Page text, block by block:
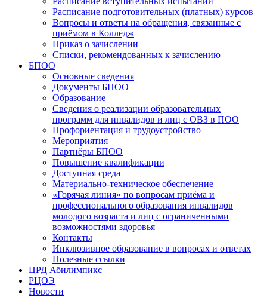
Расписание подготовительных (платных) курсов
Вопросы и ответы на обращения, связанные с
приёмом в Колледж
Приказ о зачислении
Списки, рекомендованных к зачислению
БПОО
Основные сведения
Документы БПОО
Образование
Сведения о реализации образовательных
программ для инвалидов и лиц с ОВЗ в ПОО
Профориентация и трудоустройство
Мероприятия
Партнёры БПОО
Повышение квалификации
Доступная среда
Материально-техническое обеспечение
«Горячая линия» по вопросам приёма и
профессионального образования инвалидов
молодого возраста и лиц с ограниченными
возможностями здоровья
Контакты
Инклюзивное образование в вопросах и ответах
Полезные ссылки
ЦРД Абилимпикс
РЦОЭ
Новости